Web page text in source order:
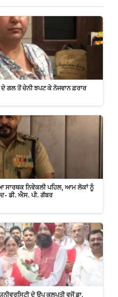
ਗਲ ਤੋਂ ਚੇਨੀ ਝਪਟ ਕੇ ਨੋਜਵਾਨ ਫ਼ਰਾਰ
ਸਾਰਥਕ ਨਿਵੇਕਲੀ ਪਹਿਲ, ਆਮ ਲੋਕਾਂ ਨੂੰ
ਡੀ. ਐਸ. ਪੀ. ਗੱਬਰ
ਦੇ ਉਪ ਕੁਲਪਤੀ ਵਜੋਂ ਡਾ.